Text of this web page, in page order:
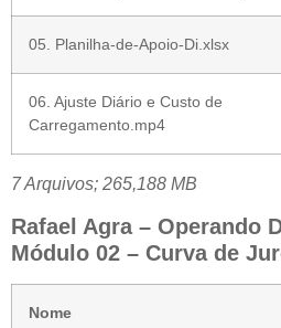
05. Planilha-de-Apoio-Di.xlsx
06. Ajuste Diário e Custo de
Carregamento.mp4
7 Arquivos; 265,188 MB
Rafael Agra – Operando
Módulo 02 – Curva de
Nome